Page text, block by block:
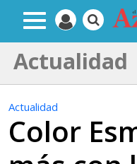
Actualidad
Actualidad
Color